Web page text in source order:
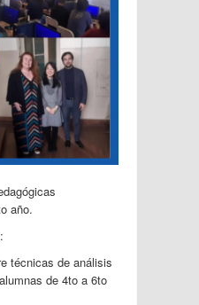
año.
técnicas de análisis
de 4to a 6to